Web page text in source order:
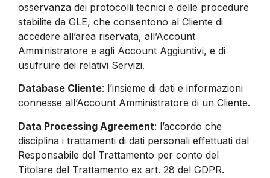
osservanza dei protocolli tecnici e delle procedure
stabilite da GLE, che consentono al Cliente di
accedere all’area riservata, all’Account
Amministratore e agli Account Aggiuntivi, e di
usufruire dei relativi Servizi.
Database Cliente: l’insieme di dati e informazioni
connesse all’Account Amministratore di un Cliente.
Data Processing Agreement: l’accordo che
disciplina i trattamenti di dati personali effettuati dal
Responsabile del Trattamento per conto del
Titolare del Trattamento ex art. 28 del GDPR.